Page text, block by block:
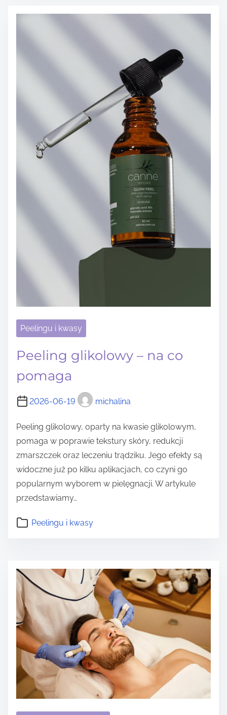
Peelingu i kwasy
Peeling glikolowy – na co
pomaga
2026-06-19 michalina
Peeling glikolowy, oparty na kwasie glikolowym,
pomaga w poprawie tekstury skóry, redukcji
zmarszczek oraz leczeniu trądziku. Jego efekty są
widoczne już po kilku aplikacjach, co czyni go
popularnym wyborem w pielęgnacji. W artykule
przedstawiamy…
Peelingu i kwasy